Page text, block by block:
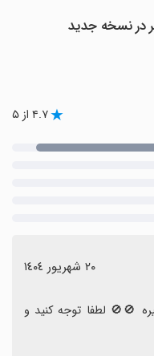
در نسخه جدید
۴.۷ از ۵
٢٠ شهریور ١٤٠٤